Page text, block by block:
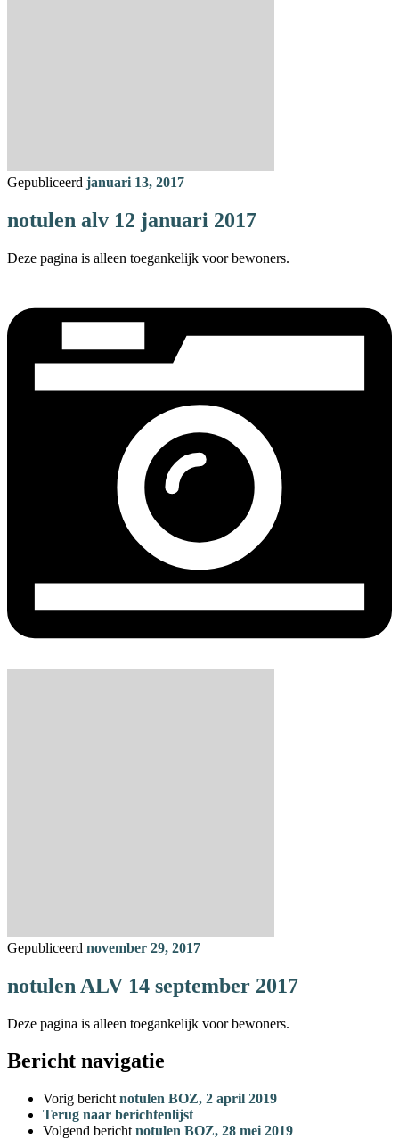
Gepubliceerd januari 13, 2017
notulen alv 12 januari 2017
Deze pagina is alleen toegankelijk voor bewoners.
Gepubliceerd november 29, 2017
notulen ALV 14 september 2017
Deze pagina is alleen toegankelijk voor bewoners.
Bericht navigatie
Vorig bericht notulen BOZ, 2 april 2019
Terug naar berichtenlijst
Volgend bericht notulen BOZ, 28 mei 2019